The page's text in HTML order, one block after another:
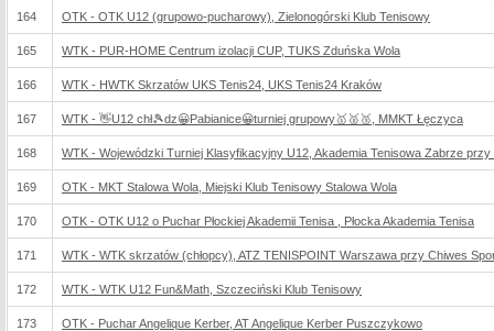
164 OTK - OTK U12 (grupowo-pucharowy), Zielonogórski Klub Tenisowy
165 WTK - PUR-HOME Centrum izolacji CUP, TUKS Zduńska Wola
166 WTK - HWTK Skrzatów UKS Tenis24, UKS Tenis24 Kraków
167 WTK - 👋U12 chł🎾dz😀Pabianice😀turniej grupowy🥇🥈🥉, MMKT Łęczyca
168 WTK - Wojewódzki Turniej Klasyfikacyjny U12, Akademia Tenisowa Zabrze
169 OTK - MKT Stalowa Wola, Miejski Klub Tenisowy Stalowa Wola
170 OTK - OTK U12 o Puchar Płockiej Akademii Tenisa , Płocka Akademia Tenisa
171 WTK - WTK skrzatów (chłopcy), ATZ TENISPOINT Warszawa przy Chiwes
172 WTK - WTK U12 Fun&Math, Szczeciński Klub Tenisowy
173 OTK - Puchar Angelique Kerber, AT Angelique Kerber Puszczykowo